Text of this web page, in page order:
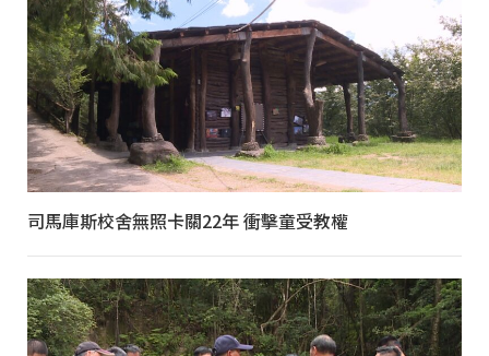
司馬庫斯校舍無照卡關22年 衝擊童受教權